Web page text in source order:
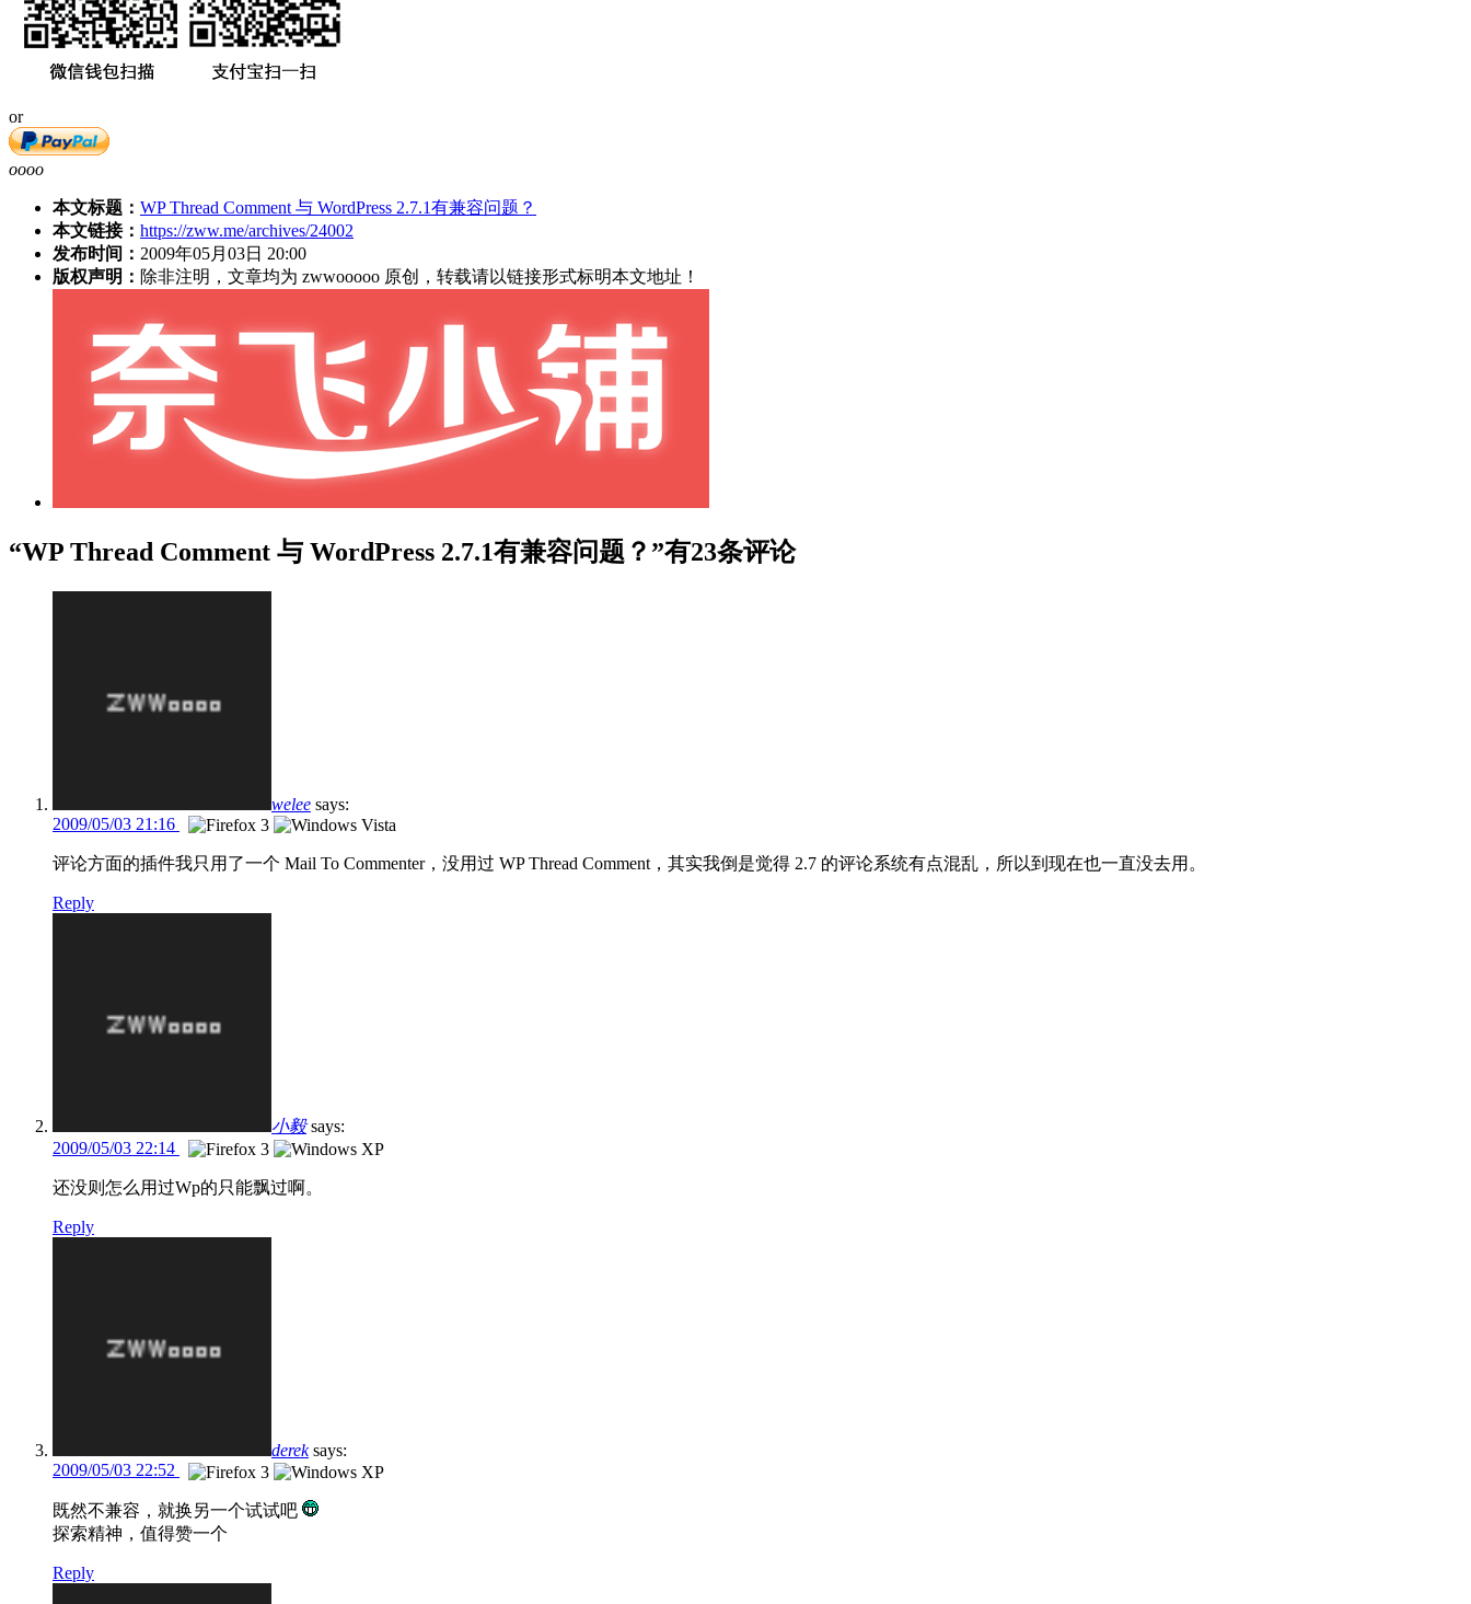
or
oooo
本文标题： WP Thread Comment 与 WordPress 2.7.1有兼容问题？
本文链接： https://zww.me/archives/24002
发布时间： 2009年05月03日 20:00
版权声明： 除非注明，文章均为 zwwooooo 原创，转载请以链接形式标明本文地址！
“WP Thread Comment 与 WordPress 2.7.1有兼容问题？”有23条评论
welee says:
2009/05/03 21:16
评论方面的插件我只用了一个 Mail To Commenter，没用过 WP Thread Comment，其实我倒是觉得 2.7 的评论系统有点混乱，所以到现在也一直没去用。
Reply
小毅 says:
2009/05/03 22:14
还没则怎么用过Wp的只能飘过啊。
Reply
derek says:
2009/05/03 22:52
既然不兼容，就换另一个试试吧
探索精神，值得赞一个
Reply